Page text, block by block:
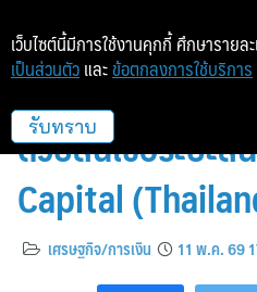
หมุนเงินไม่ทัน เส
ด้วยสินเชื่อระยะสั้
Capital
เศรษฐกิจ/การเงิน 11 พ.ค. 69
เว็บไซต์นี้มีการใช้งานคุกกี้ ศึกษารายล
เป็นส่วนตัว และ ข้อตกลงการใช้บริการ
รับทราบ